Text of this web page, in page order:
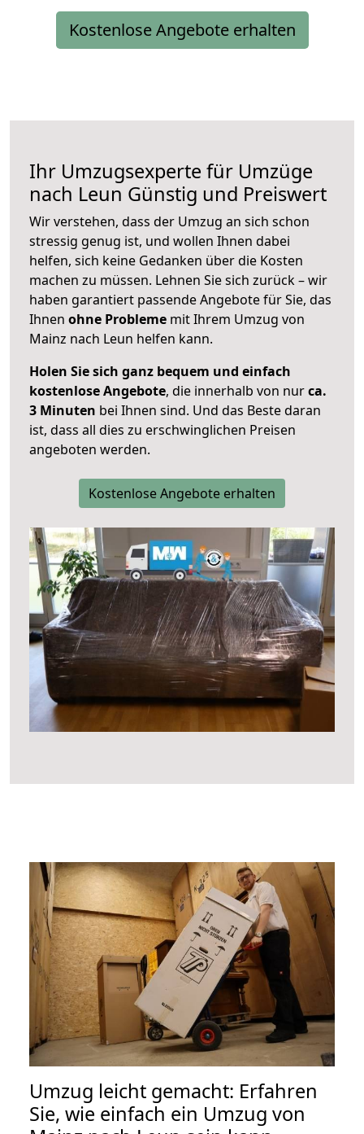
Kostenlose Angebote erhalten
Ihr Umzugsexperte für Umzüge
nach Leun Günstig und Preiswert
Wir verstehen, dass der Umzug an sich schon
stressig genug ist, und wollen Ihnen dabei
helfen, sich keine Gedanken über die Kosten
machen zu müssen. Lehnen Sie sich zurück – wir
haben garantiert passende Angebote für Sie, das
Ihnen ohne Probleme mit Ihrem Umzug von
Mainz nach Leun helfen kann.
Holen Sie sich ganz bequem und einfach
kostenlose Angebote, die innerhalb von nurca.
3 Minuten bei Ihnen sind. Und das Beste daran
ist, dass all dies zu erschwinglichen Preisen
angeboten werden.
Kostenlose Angebote erhalten
Umzug leicht gemacht: Erfahren
Sie, wie einfach ein Umzug von